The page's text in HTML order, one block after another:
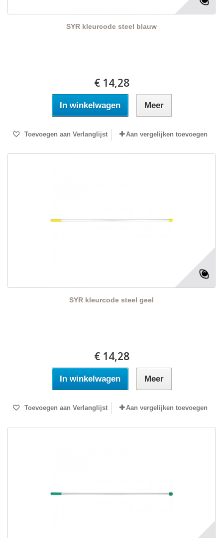
SYR kleurcode steel blauw
€ 14,28
In winkelwagen Meer
Toevoegen aan Verlanglijst Aan vergelijken toevoegen
SYR kleurcode steel geel
€ 14,28
In winkelwagen Meer
Toevoegen aan Verlanglijst Aan vergelijken toevoegen